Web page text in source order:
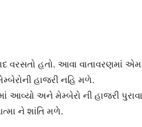
વરસતો હતો. આવા વાતાવરણમાં
હાજરી નહિ મળે.
આવ્યો અને મેમ્બેરો ની હાજરી
ને શાંતિ મળે.